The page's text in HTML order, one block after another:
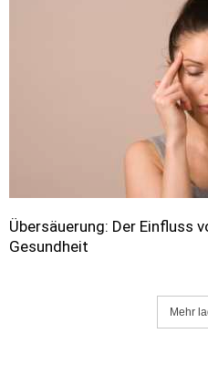
Übersäuerung: Der Einfluss
Gesundheit
Mehr